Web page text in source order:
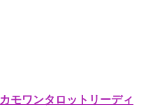
モワンタロットリーディ